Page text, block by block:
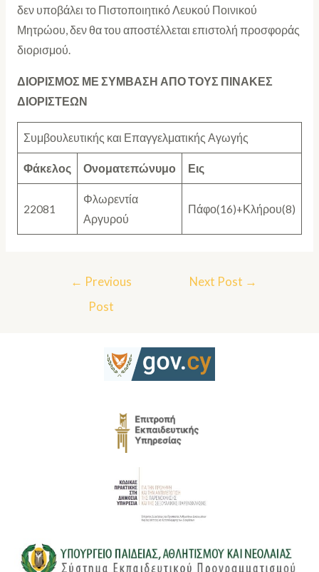
δεν υποβάλει το Πιστοποιητικό Λευκού Ποινικού
Μητρώου, δεν θα του αποστέλλεται επιστολή προσφοράς
διορισμού.
ΔΙΟΡΙΣΜΟΣ ΜΕ ΣΥΜΒΑΣΗ ΑΠΟ ΤΟΥΣ ΠΙΝΑΚΕΣ
ΔΙΟΡΙΣΤΕΩΝ
Συμβουλευτικής και Επαγγελματικής Αγωγής
Φάκελος Ονοματεπώνυμο Εις
22081
Φλωρεντία
Αργυρού
Πάφο(16)+Κλήρου(8)
← Previous
Post
Next Post →